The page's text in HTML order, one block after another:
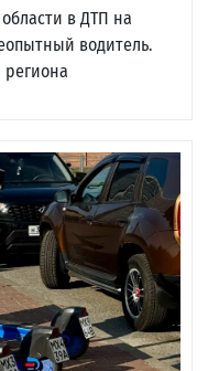
в ДТП на
водитель.